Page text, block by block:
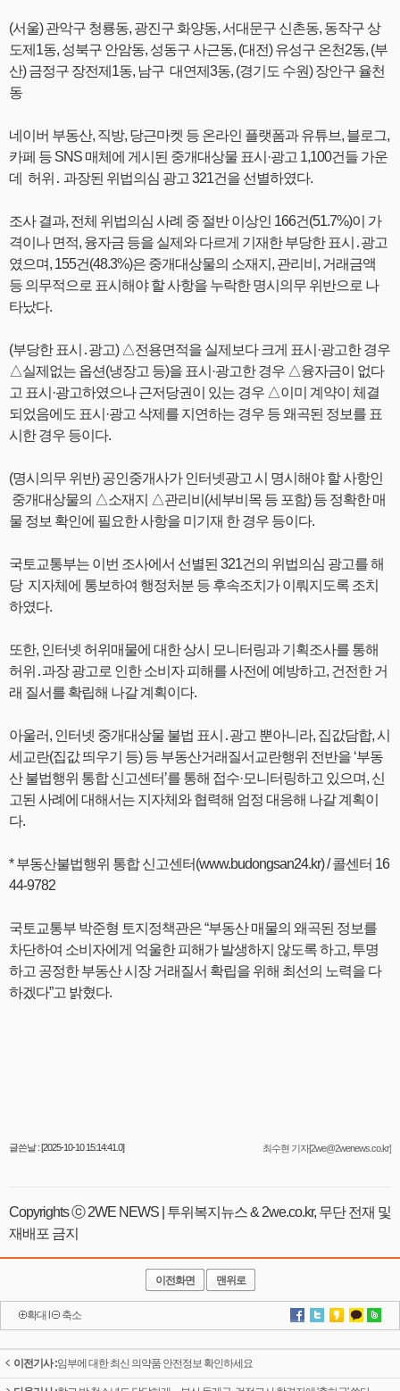
(서울) 관악구 청룡동, 광진구 화양동, 서대문구 신촌동, 동작구 상
도제1동, 성북구 안암동, 성동구 사근동, (대전) 유성구 온천2동, (부
산) 금정구 장전제1동, 남구 대연제3동, (경기도 수원) 장안구 율천
동
네이버 부동산, 직방, 당근마켓 등 온라인 플랫폼과 유튜브, 블로그,
카페 등 SNS 매체에 게시된 중개대상물 표시·광고 1,100건들 가운
데 허위․ 과장된 위법의심 광고 321건을 선별하였다.
조사 결과, 전체 위법의심 사례 중 절반 이상인 166건(51.7%)이 가
격이나 면적, 융자금 등을 실제와 다르게 기재한 부당한 표시․광고
였으며, 155건(48.3%)은 중개대상물의 소재지, 관리비, 거래금액
등 의무적으로 표시해야 할 사항을 누락한 명시의무 위반으로 나
타났다.
(부당한 표시․광고) △전용면적을 실제보다 크게 표시·광고한 경우
△실제없는 옵션(냉장고 등)을 표시·광고한 경우 △융자금이 없다
고 표시·광고하였으나 근저당권이 있는 경우 △이미 계약이 체결
되었음에도 표시·광고 삭제를 지연하는 경우 등 왜곡된 정보를 표
시한 경우 등이다.
(명시의무 위반) 공인중개사가 인터넷광고 시 명시해야 할 사항인
중개대상물의 △소재지 △관리비(세부비목 등 포함) 등 정확한 매
물 정보 확인에 필요한 사항을 미기재 한 경우 등이다.
국토교통부는 이번 조사에서 선별된 321건의 위법의심 광고를 해
당 지자체에 통보하여 행정처분 등 후속조치가 이뤄지도록 조치
하였다.
또한, 인터넷 허위매물에 대한 상시 모니터링과 기획조사를 통해
허위․과장 광고로 인한 소비자 피해를 사전에 예방하고, 건전한 거
래 질서를 확립해 나갈 계획이다.
아울러, 인터넷 중개대상물 불법 표시․광고 뿐아니라, 집값담합, 시
세교란(집값 띄우기 등) 등 부동산거래질서교란행위 전반을 ‘부동
산 불법행위 통합 신고센터’를 통해 접수·모니터링하고 있으며, 신
고된 사례에 대해서는 지자체와 협력해 엄정 대응해 나갈 계획이
다.
* 부동산불법행위 통합 신고센터(www.budongsan24.kr) / 콜센터 16
44-9782
국토교통부 박준형 토지정책관은 “부동산 매물의 왜곡된 정보를
차단하여 소비자에게 억울한 피해가 발생하지 않도록 하고, 투명
하고 공정한 부동산 시장 거래질서 확립을 위해 최선의 노력을 다
하겠다”고 밝혔다.
글쓴날 : [2025-10-10 15:14:41.0] 최수현 기자[2we@2wenews.co.kr]
Copyrights ⓒ 2WE NEWS | 투위복지뉴스 & 2we.co.kr, 무단 전재 및
재배포 금지
이전화면 맨위로
확대 축소
이전기사 :임부에 대한 최신 의약품 안전정보 확인하세요